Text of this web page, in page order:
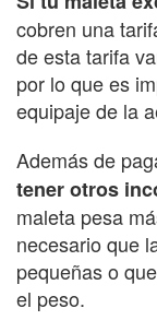
cobren una
de esta tarifa
por lo que es
equipaje de la
Además de
tener otros
maleta pesa
necesario que
pequeñas o
el peso.